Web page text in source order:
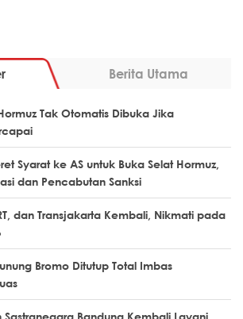
Berita Utama
Tak Otomatis Dibuka Jika
Syarat ke AS untuk Buka Selat Hormuz,
dan Pencabutan Sanksi
dan Transjakarta Kembali, Nikmati pada
Bromo Ditutup Total Imbas
Sastranegara Bandung Kembali Layani